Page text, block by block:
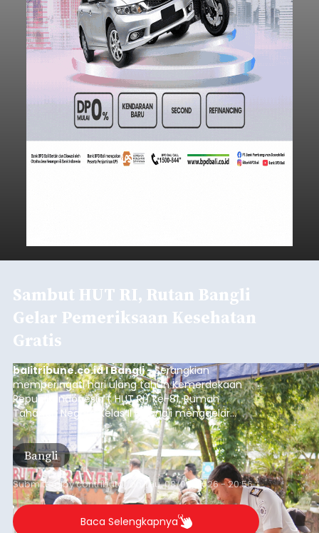
Sambut HUT RI, Rutan Bangli
Gelar Pemeriksaan Kesehatan
Gratis
balitribune.co.id I Bangli -Serangkian
memperingati hari ulang tahun Kemerdekaan
Republik Indonesia ( HUT RI) ke-81, Rumah
Tahanan Negara Kelas II B Bangli menggelar
kegiatan pemeriksaan kesehatan gratis, Rabu
(6/8/2026).
Bangli
Submitted bycontributor Thu, 08/06/2026 - 20:56
Baca Selengkapnya